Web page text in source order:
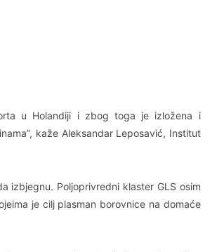
u Holandiji i zbog toga je izložena i
kaže Aleksandar Leposavić, Institut
izbjegnu. Poljoprivredni klaster GLS osim
je cilj plasman borovnice na domaće